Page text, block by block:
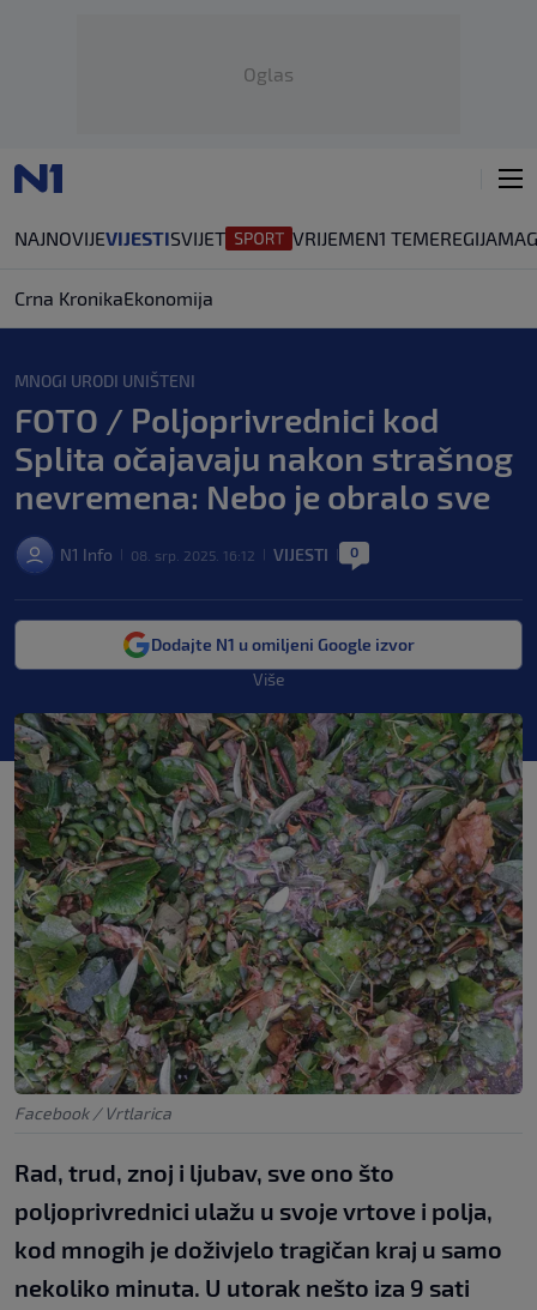
Oglas
NAJNOVIJEVIJESTISVIJET VRIJEMEN1 TEMEREGIJA
Crna KronikaEkonomija
MNOGI URODI UNIŠTENI
FOTO / Poljoprivrednici kod
Splita očajavaju nakon strašnog
nevremena: Nebo je obralo sve
N1 Info 08. srp. 2025. 16:12 VIJESTI 0
Dodajte N1 u omiljeni Google izvor
Više
Facebook / Vrtlarica
Rad, trud, znoj i ljubav, sve ono što
poljoprivrednici ulažu u svoje vrtove i polja,
kod mnogih je doživjelo tragičan kraj u samo
nekoliko minuta. U utorak nešto iza 9 sati